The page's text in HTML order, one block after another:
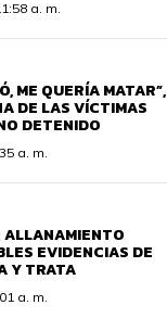
a. m.
ME QUERÍA MATAR”,
DE LAS VÍCTIMAS
DETENIDO
a. m.
ALLANAMIENTO
EVIDENCIAS DE
Y TRATA
a. m.